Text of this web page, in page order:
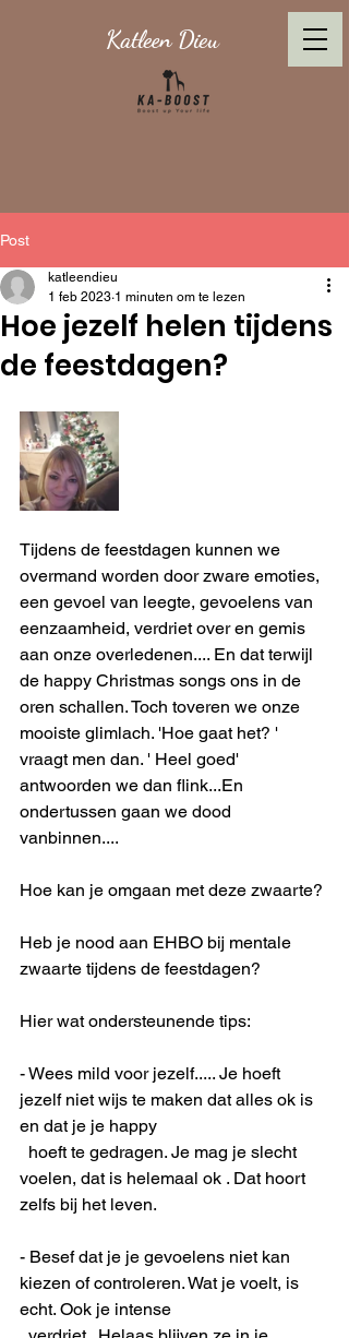
Katleen Dieu
Post
Hoe jezelf helen tijdens
de feestdagen?
katleendieu
1 feb 2023 1 minuten om te lezen
Tijdens de feestdagen kunnen we
overmand worden door zware emoties,
een gevoel van leegte, gevoelens van
eenzaamheid, verdriet over en gemis
aan onze overledenen.... En dat terwijl
de happy Christmas songs ons in de
oren schallen. Toch toveren we onze
mooiste glimlach. 'Hoe gaat het? '
vraagt men dan. ' Heel goed'
antwoorden we dan flink...En
ondertussen gaan we dood
vanbinnen....
Hoe kan je omgaan met deze zwaarte?
Heb je nood aan EHBO bij mentale
zwaarte tijdens de feestdagen?
Hier wat ondersteunende tips:
- Wees mild voor jezelf..... Je hoeft
jezelf niet wijs te maken dat alles ok is
en dat je je happy
voelen, dat is helemaal ok . Dat hoort
zelfs bij het leven.
- Besef dat je je gevoelens niet kan
kiezen of controleren. Wat je voelt, is
echt. Ook je intense